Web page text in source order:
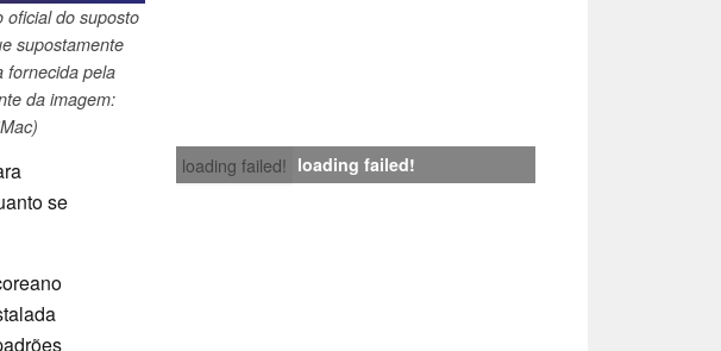
oficial do suposto
supostamente
fornecida pela
da imagem:
loading failed! loading failed!
se